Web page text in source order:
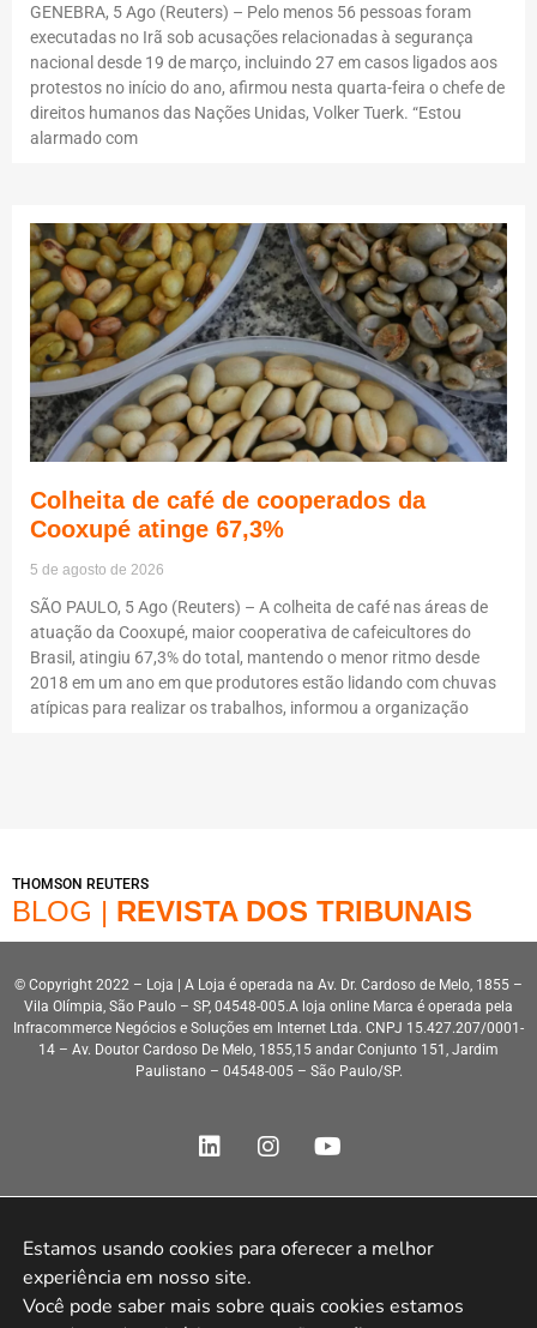
GENEBRA, 5 Ago (Reuters) – Pelo menos 56 pessoas foram
executadas no Irã sob acusações relacionadas à segurança
nacional desde 19 de março, incluindo 27 em casos ligados aos
protestos no início do ano, afirmou nesta quarta-feira o chefe de
direitos humanos das Nações Unidas, Volker Tuerk. “Estou
alarmado com
Colheita de café de cooperados da
Cooxupé atinge 67,3%
5 de agosto de 2026
SÃO PAULO, 5 Ago (Reuters) – A colheita de café nas áreas de
atuação da Cooxupé, maior cooperativa de cafeicultores do
Brasil, atingiu 67,3% do total, mantendo o menor ritmo desde
2018 em um ano em que produtores estão lidando com chuvas
atípicas para realizar os trabalhos, informou a organização
THOMSON REUTERS
BLOG | REVISTA DOS TRIBUNAIS
© Copyright 2022 – Loja | A Loja é operada na Av. Dr. Cardoso de Melo, 1855 –
Vila Olímpia, São Paulo – SP, 04548-005.A loja online Marca é operada pela
Infracommerce Negócios e Soluções em Internet Ltda. CNPJ 15.427.207/0001-
14 – Av. Doutor Cardoso De Melo, 1855,15 andar Conjunto 151, Jardim
Paulistano – 04548-005 – São Paulo/SP.
Desenvolvimento HeroStar
Estamos usando cookies para oferecer a melhor
experiência em nosso site.
Você pode saber mais sobre quais cookies estamos